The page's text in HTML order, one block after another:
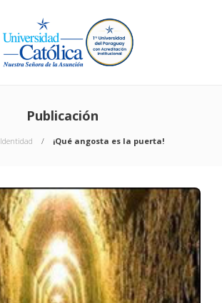
Publicación
Identidad ¡Qué angosta es la puerta!